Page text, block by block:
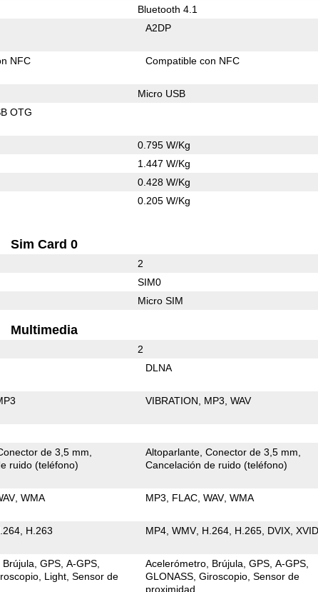
Bluetooth 4.1
A2DP
NFC Compatible con NFC
Micro USB
OTG
0.795 W/Kg
1.447 W/Kg
0.428 W/Kg
0.205 W/Kg
Sim Card 0
2
SIM0
Micro SIM
Multimedia
2
DLNA
VIBRATION MP3 WAV
de 3,5 mm
ruido (teléfono)
Altoparlante Conector de 3,5 mm
Cancelación de ruido (teléfono)
WMA MP3 FLAC WAV WMA
H.263 MP4 WMV H.264 H.265 DVIX
Brújula GPS A-GPS
Light Sensor de
Acelerómetro Brújula GPS A-GPS
GLONASS Giroscopio Sensor de
proximidad